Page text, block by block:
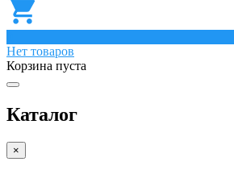
Нет товаров
Корзина пуста
Каталог
×